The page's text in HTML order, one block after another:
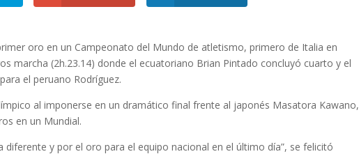
oro en un Campeonato del Mundo de atletismo, primero de Italia en
marcha (2h.23.14) donde el ecuatoriano Brian Pintado concluyó cuarto y el
el peruano Rodríguez.
al imponerse en un dramático final frente al japonés Masatora Kawano,
en un Mundial.
diferente y por el oro para el equipo nacional en el último día”, se felicitó